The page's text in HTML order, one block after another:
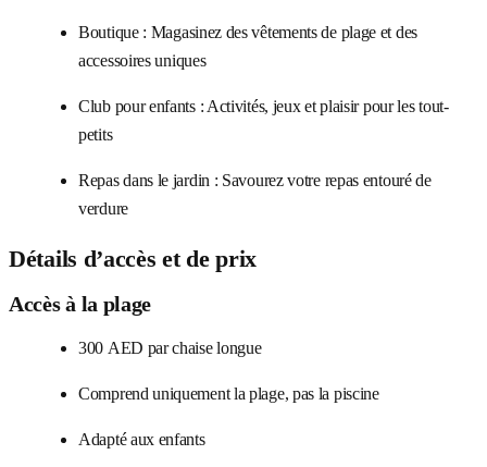
Boutique : Magasinez des vêtements de plage et des
accessoires uniques
Club pour enfants : Activités, jeux et plaisir pour les tout-
petits
Repas dans le jardin : Savourez votre repas entouré de
verdure
Détails d’accès et de prix
Accès à la plage
300 AED par chaise longue
Comprend uniquement la plage, pas la piscine
Adapté aux enfants